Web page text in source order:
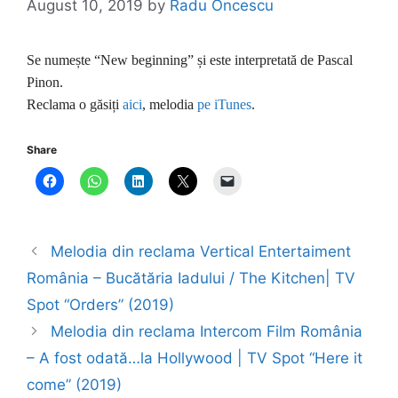
August 10, 2019 by Radu Oncescu
Se numește “New beginning” și este interpretată de Pascal
Pinon.
Reclama o găsiți aici, melodia pe iTunes.
Share
Melodia din reclama Vertical Entertaiment
România – Bucătăria Iadului / The Kitchen| TV
Spot “Orders” (2019)
Melodia din reclama Intercom Film România
– A fost odată…la Hollywood | TV Spot “Here it
come” (2019)